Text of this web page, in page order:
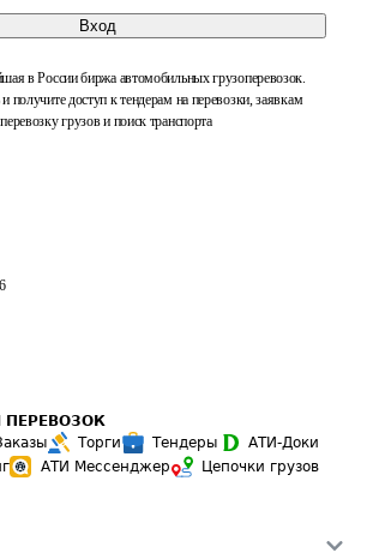
Вход
в России биржа автомобильных грузоперевозок.
и получите доступ к тендерам на перевозки, заявкам
грузов и поиск транспорта
ПЕРЕВОЗОК
Торги Тендеры
АТИ-Доки
АТИ Мессенджер
Цепочки грузов